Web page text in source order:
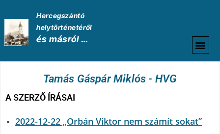
Hercegszántó
helytörténetéről
és másról …
Tamás Gáspár Miklós - HVG
A SZERZŐ ÍRÁSAI
2022-12-22 „Orbán Viktor nem számít sokat”